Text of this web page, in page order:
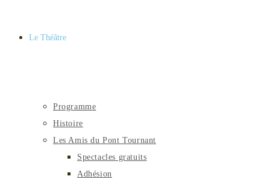
Le Théâtre
Programme
Histoire
Les Amis du Pont Tournant
Spectacles gratuits
Adhésion